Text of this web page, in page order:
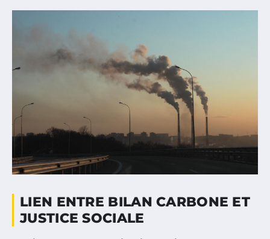
LIEN ENTRE BILAN CARBONE ET
JUSTICE SOCIALE